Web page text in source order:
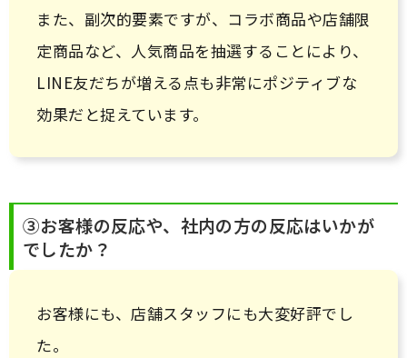
また、副次的要素ですが、コラボ商品や店舗限
定商品など、人気商品を抽選することにより、
LINE友だちが増える点も非常にポジティブな
効果だと捉えています。
③お客様の反応や、社内の方の反応はいかが
でしたか？
お客様にも、店舗スタッフにも大変好評でし
た。